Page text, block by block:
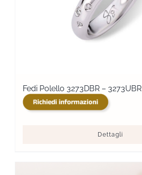
Fedi Polello 3273DBR – 3273UBR
Dettagli